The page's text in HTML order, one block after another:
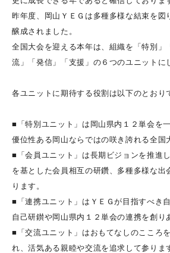
昨年度、岡山ＹＥＧは多種多様な結束を図
醸成されました。
全国大会を迎える本年は、組織を「特別」
流」「発信」「支援」の６つのユニットに
各ユニットに期待する役割は以下のとおり
■「特別ユニット」は岡山県内１２単会を
優位性ある岡山ならではの咲き誇れる全国
■「会員ユニット」は長期ビジョンを推進
を基とした会員相互の研鑽、多種多様な出
ります。
■「連携ユニット」はＹＥＧが目指すべき
自己研鑚や岡山県内１２単会の連携を創り
■「交流ユニット」はおもてなしのこころ
れ、活気ある親睦や交流を追求して参りま